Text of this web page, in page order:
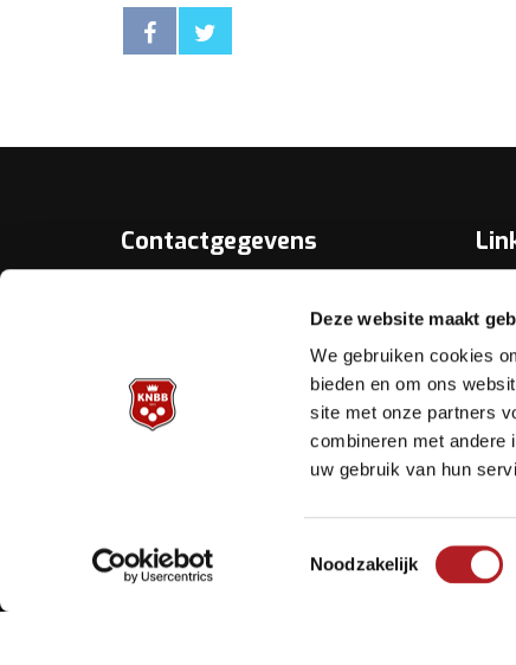
Deze website maakt
We gebruiken cookies
bieden en om ons
site met onze partners
combineren met andere
uw gebruik van hun
Toestemmingsselectie
Noodzakelijk
Contactgegevens
Koninklijke Nederlandse Biljart
Archimedesbaan 7